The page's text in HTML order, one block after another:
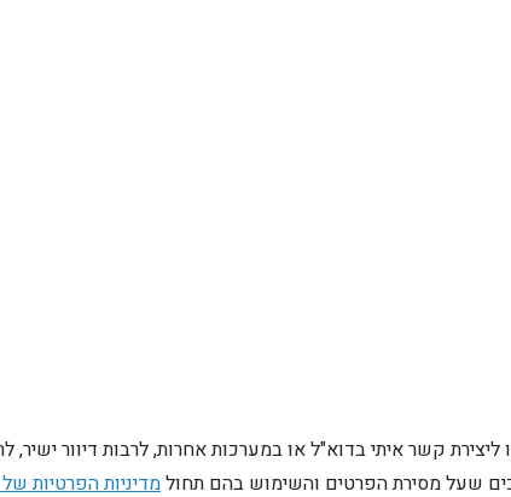
קשר איתי בדוא"ל או במערכות אחרות, לרבות דיוור
שעל מסירת הפרטים והשימוש בהם תחולמדיניות הפרטיות